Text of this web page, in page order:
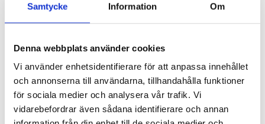
Samtycke Information Om
Denna webbplats använder cookies
Vi använder enhetsidentifierare för att anpassa innehållet
och annonserna till användarna, tillhandahålla funktioner
för sociala medier och analysera vår trafik. Vi
vidarebefordrar även sådana identifierare och annan
natur i Högerudstrakten, söder om Arvika.
Den startar vid ”Sydstugan” mellan Högerud
och Prästhög, nära The Sheep Inn B&B. Leden
är en blå, kvalificerad Biking Värmlandsled
och väl skyltat med Biking Värmland skyltar.